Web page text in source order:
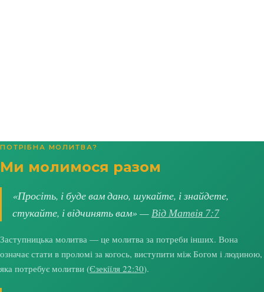
ПОТРІБНА МОЛИТВА?
Ми молимося разом
«Просіть, і буде вам дано, шукайте, і знайдете,
стукайте, і відчинять вам» —Від Матвія 7:7
Заступницька молитва — це молитва за потреби інших. Вона
означає стати в проломі за когось, виступити між Богом і людиною,
яка потребує молитви (Єзекіїля 22:30).